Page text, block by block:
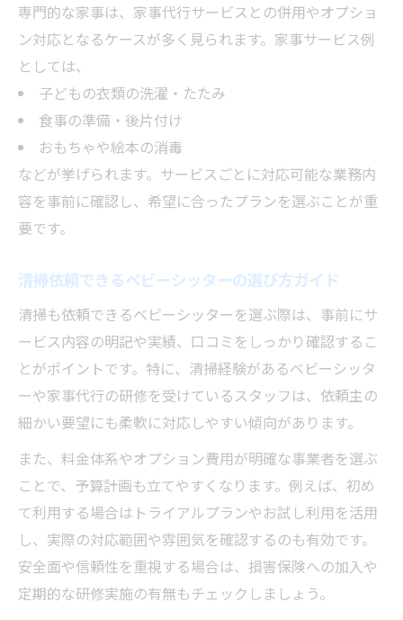
清掃を含むベビーシッター選びの新基準
清掃対応ベビーシッター選びで重視すべき
清掃サービス付きの選定ポイントを解説
ベビーシッター選びに清掃の有無をどう考
清掃を含めた最新ベビーシッター選びのコ
基準
専門的な家事は、家事代行サービスとの併用やオプショ
ン対応となるケースが多く見られます。家事サービス例
としては、
子どもの衣類の洗濯・たたみ
食事の準備・後片付け
おもちゃや絵本の消毒
などが挙げられます。サービスごとに対応可能な業務内
容を事前に確認し、希望に合ったプランを選ぶことが重
要です。
清掃依頼できるベビーシッターの選び方ガイド
清掃も依頼できるベビーシッターを選ぶ際は、事前にサ
ービス内容の明記や実績、口コミをしっかり確認するこ
とがポイントです。特に、清掃経験があるベビーシッタ
ーや家事代行の研修を受けているスタッフは、依頼主の
細かい要望にも柔軟に対応しやすい傾向があります。
また、料金体系やオプション費用が明確な事業者を選ぶ
ことで、予算計画も立てやすくなります。例えば、初め
て利用する場合はトライアルプランやお試し利用を活用
し、実際の対応範囲や雰囲気を確認するのも有効です。
安全面や信頼性を重視する場合は、損害保険への加入や
定期的な研修実施の有無もチェックしましょう。